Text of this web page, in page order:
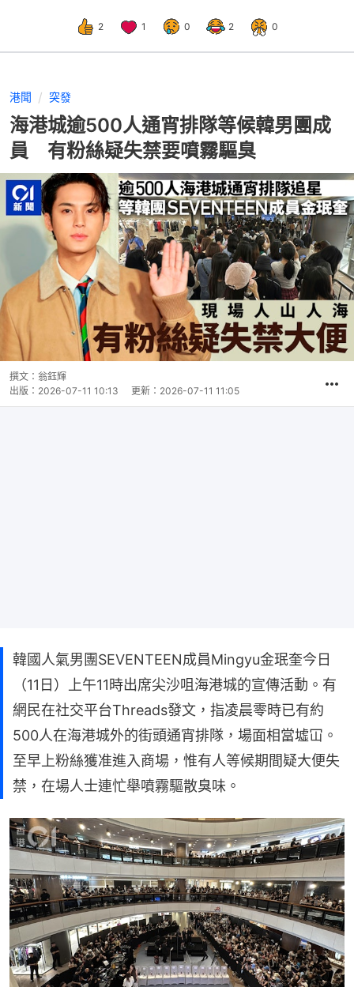
2 1 0 2 0
港聞 突發
海港城逾500人通宵排隊等候韓男團成
員 有粉絲疑失禁要噴霧驅臭
撰文： 翁鈺輝
出版： 2026-07-11 10:13 更新： 2026-07-11 11:05
韓國人氣男團SEVENTEEN成員Mingyu金珉奎今日
（11日）上午11時出席尖沙咀海港城的宣傳活動。有
網民在社交平台Threads發文，指凌晨零時已有約
500人在海港城外的街頭通宵排隊，場面相當墟冚。
至早上粉絲獲准進入商場，惟有人等候期間疑大便失
禁，在場人士連忙舉噴霧驅散臭味。